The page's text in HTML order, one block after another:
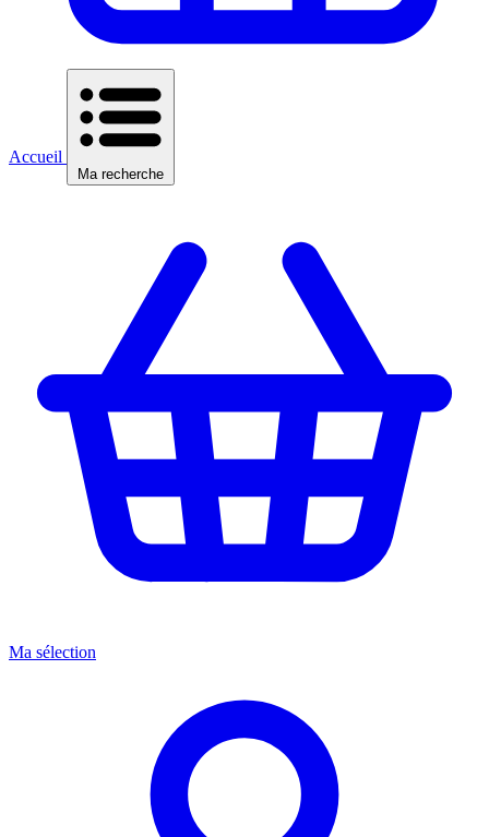
Accueil
Ma recherche
Ma sélection